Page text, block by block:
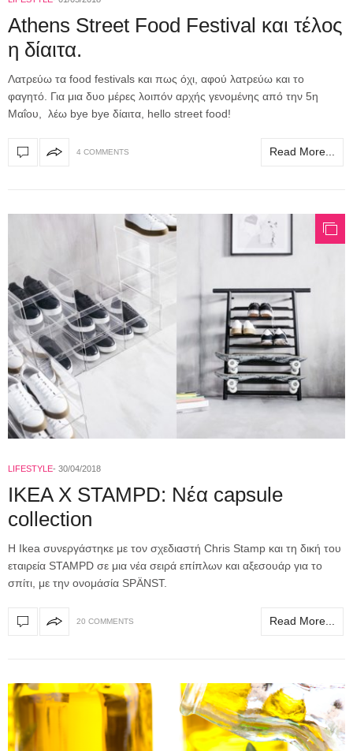
Athens Street Food Festival και τέλος
η δίαιτα.
Λατρεύω τα food festivals και πως όχι, αφού λατρεύω και το
φαγητό. Για μια δυο μέρες λοιπόν αρχής γενομένης από την 5η
Μαΐου, λέω bye bye δίαιτα, hello street food!
4 COMMENTS Read More...
LIFESTYLE 30/04/2018
IKEA X STAMPD: Νέα capsule
collection
H Ikea συνεργάστηκε με τον σχεδιαστή Chris Stamp και τη δική του
εταιρεία STAMPD σε μια νέα σειρά επίπλων και αξεσουάρ για το
σπίτι, με την ονομάσία SPÄNST.
20 COMMENTS Read More...